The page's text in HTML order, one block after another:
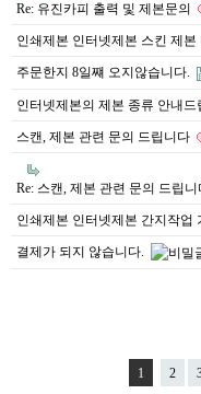
Re: 유진카피 출력 및 제본문의
인쇄제본 인터넷제본 스킨 제본
주문한지 8일쨰 오지않습니다.
인터넷제본의 제본 종류 안내드
스캔, 제본 관련 문의 드립니다
Re: 스캔, 제본 관련 문의 드립니
인쇄제본 인터넷제본 간지작업
결제가 되지 않습니다.
1 2